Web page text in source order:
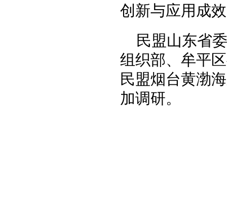
创新与应用成
民盟山东省
组织部、牟平
民盟烟台黄渤
加调研。